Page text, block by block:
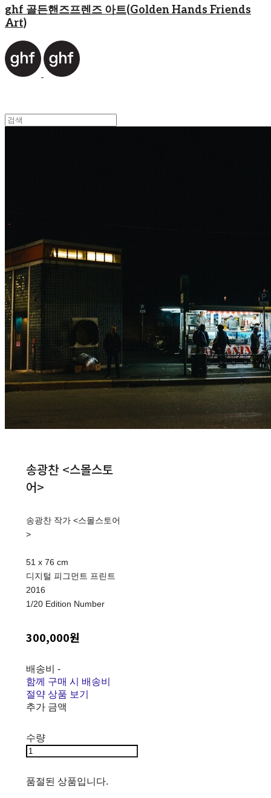
ghf 골든핸즈프렌즈 아트(Golden Hands Friends
Art)
송광찬 <스몰스토
어>
송광찬 작가 <스몰스토어
>
51 x 76 cm
디지털 피그먼트 프린트
2016
1/20 Edition Number
300,000원
배송비 -
함께 구매 시 배송비
절약 상품 보기
추가 금액
수량
품절된 상품입니다.